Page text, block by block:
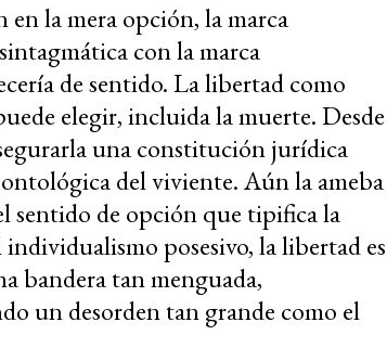
en la mera opción, la marca
con la marca
de sentido. La libertad como
elegir, incluida la muerte. Desde
una constitución jurídica
del viviente. Aún la ameba
sentido de opción que tipifica la
posesivo, la libertad es
bandera tan menguada,
un desorden tan grande como el